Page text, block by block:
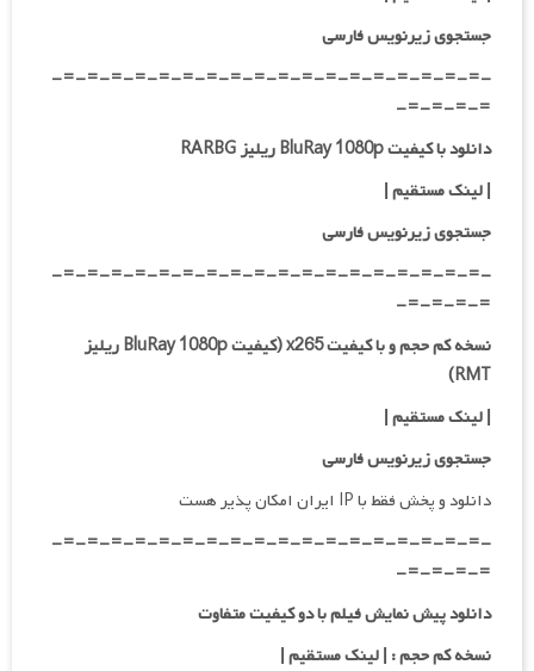
جستجوی زیرنویس فارسی
-=-=-=-=-=-=-=-=-=-=-=-=-=-=-=-=-=-=-
=-=-=-=-
دانلود با کیفیت BluRay 1080p ریلیز RARBG
| لینک مستقیم|
جستجوی زیرنویس فارسی
-=-=-=-=-=-=-=-=-=-=-=-=-=-=-=-=-=-=-
=-=-=-=-
نسخه کم حجم و با کیفیت x265 (کیفیت BluRay 1080p ریلیز
RMT)
| لینک مستقیم |
جستجوی زیرنویس فارسی
دانلود و پخش فقط با IP ایران امکان پذیر هست
-=-=-=-=-=-=-=-=-=-=-=-=-=-=-=-=-=-=-
=-=-=-=-
دانلود پیش نمایش فیلم با دو کیفیت متفاوت
نسخه کم حجم : | لینک مستقیم |